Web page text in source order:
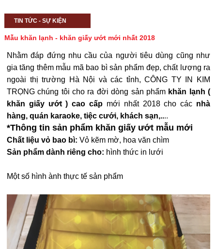
TIN TỨC - SỰ KIỆN
Mẫu khăn lạnh - khăn giấy ướt mới nhất 2018
Nhằm đáp đứng nhu cầu của người tiêu dùng cũng như
gia tăng thêm mẫu mã bao bì sản phẩm đẹp, chất lượng ra
ngoài thị trường Hà Nội và các tỉnh, CÔNG TY IN KIM
TRỌNG chúng tôi cho ra đời dòng sản phẩm khăn lạnh (
khăn giấy ướt ) cao cấp mới nhất 2018 cho các nhà
hàng, quán karaoke, tiệc cưới, khách sạn,....
*Thông tin sản phẩm khăn giấy ướt mẫu mới
Chất liệu vỏ bao bì: Vỏ kẽm mờ, hoa văn chìm
Sản phẩm dành riêng cho: hình thức in lưới
Một số hình ành thực tế sản phẩm